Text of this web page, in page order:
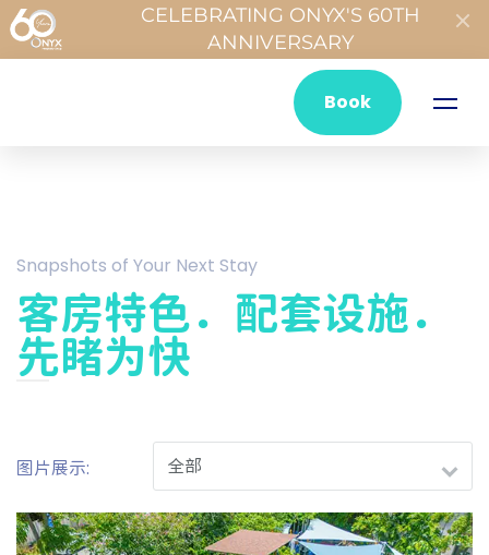
CELEBRATING ONYX'S 60TH
ANNIVERSARY
Book
Snapshots of Your Next Stay
客房特色．配套设施．
先睹为快
图片展示: